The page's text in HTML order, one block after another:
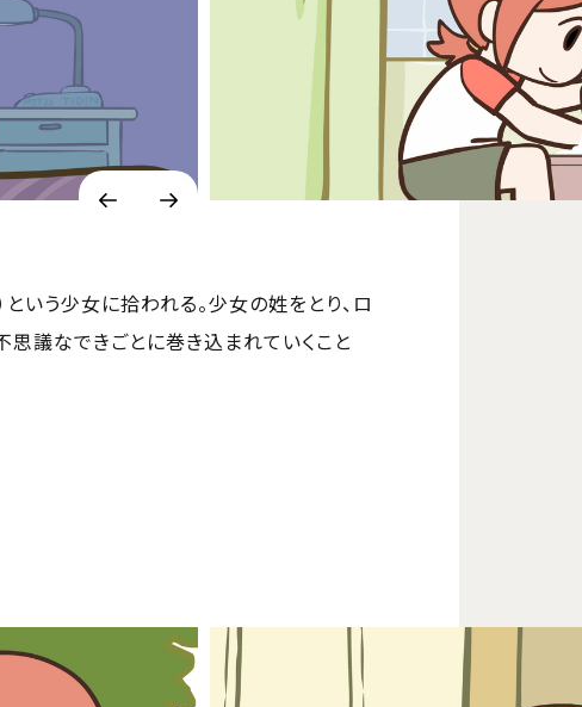
いう少女に拾われる。少女の姓をとり、ロ
思議なできごとに巻き込まれていくこと